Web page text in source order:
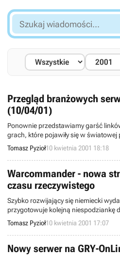
Szukaj
wiadomości...
Przegląd branżowych
(10/04/01)
Ponownie przedstawiamy garść
grach, które pojawiły się w
tygodniu znajdziemy zapowiedzi kilku
jak Eart and Beyond, Myst III czy
Tomasz Pyzioł10 kwietnia 2001 18:18
Warcommander - nowa
czasu rzeczywistego
Szybko rozwijający się niemiecki
przygotowuje kolejną niespodziankę
rzeczywistego. W jego planach
strategia Warcommander, nad którą
War.
Tomasz Pyzioł10 kwietnia 2001 17:07
Nowy serwer na GRY-